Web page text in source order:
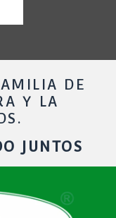
DE
Y LA
JUNTOS